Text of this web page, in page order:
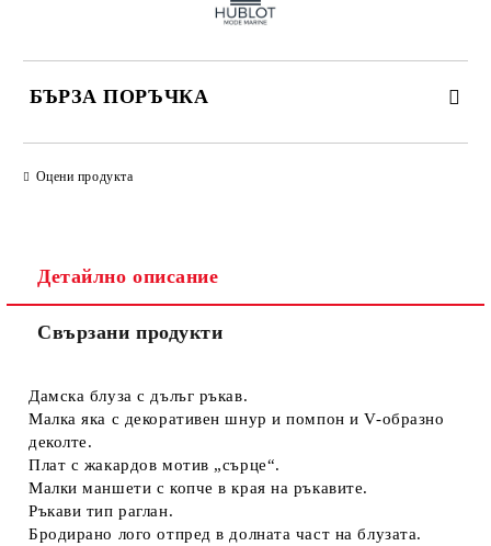
БЪРЗА ПОРЪЧКА
Ние ще се свържем с вас в рамките на работния ден.
Оцени продукта
Детайлно описание
Свързани продукти
Дамска блуза с дълъг ръкав.
Малка яка с декоративен шнур и помпон и V-образно
деколте.
Плат с жакардов мотив „сърце“.
Малки маншети с копче в края на ръкавите.
Ръкави тип раглан.
Бродирано лого отпред в долната част на блузата.